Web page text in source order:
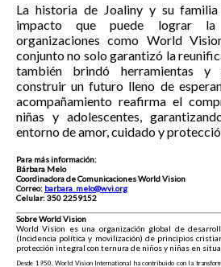
La historia de Joaliny y su
impacto que puede lograr la
organizaciones como World
conjunto no solo garantizó la
también brindó herramientas y
construir un futuro lleno de
acompañamiento reafirma el
niñas y adolescentes,
entorno de amor, cuidado y
Para más información:
Bárbara Melo
Coordinadora de Comunicaciones World Vision
Correo: barbara_melo@wvi.org
Celular: 350 2259152
Sobre World Vision
World Vision es una organización global de
(Incidencia política y movilización) de principios
protección integral con ternura de niños y niñas en
Desde 1950, World Vision International ha contribuido con la